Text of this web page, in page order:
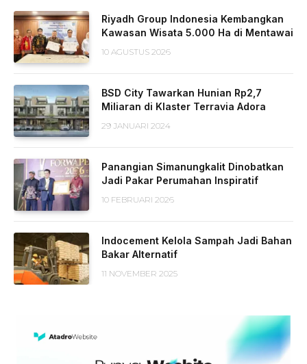
Riyadh Group Indonesia Kembangkan
Kawasan Wisata 5.000 Ha di Mentawai
10 AGUSTUS 2026
BSD City Tawarkan Hunian Rp2,7
Miliaran di Klaster Terravia Adora
29 JANUARI 2024
Panangian Simanungkalit Dinobatkan
Jadi Pakar Perumahan Inspiratif
10 FEBRUARI 2026
Indocement Kelola Sampah Jadi Bahan
Bakar Alternatif
11 NOVEMBER 2025